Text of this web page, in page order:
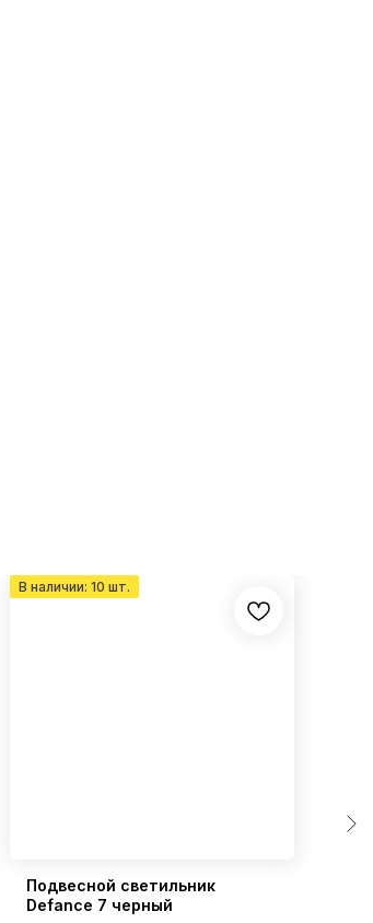
Подвесной светильник
Defance 7 черный